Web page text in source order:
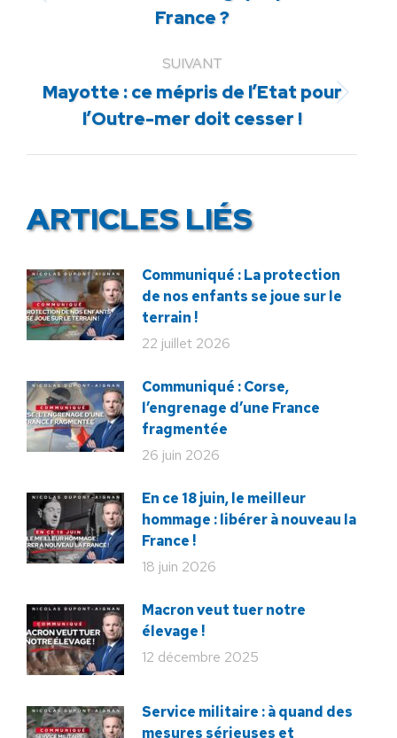
précédent
France ?
SUIVANT
Article
suivant
Mayotte : ce mépris de l’Etat pour
l’Outre-mer doit cesser !
ARTICLES LIÉS
Communiqué : La protection
de nos enfants se joue sur le
terrain !
22 juillet 2026
Communiqué : Corse,
l’engrenage d’une France
fragmentée
26 juin 2026
En ce 18 juin, le meilleur
hommage : libérer à nouveau la
France !
18 juin 2026
Macron veut tuer notre
élevage !
12 décembre 2025
Service militaire : à quand des
mesures sérieuses et